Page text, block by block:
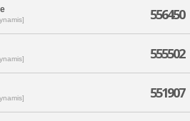
556450
555502
551907